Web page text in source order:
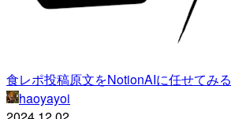
食レポ投稿原文をNotionAIに任せてみる
haoyayoi